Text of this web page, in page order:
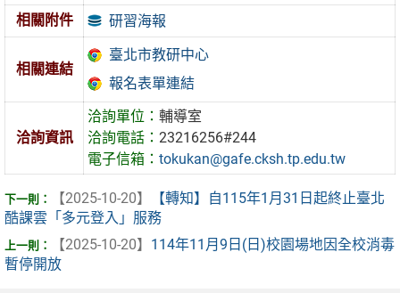
相關附件
研習海報
相關連結
臺北市教研中心
報名表單連結
洽詢資訊
洽詢單位：輔導室
洽詢電話：23216256#244
電子信箱：tokukan@gafe.cksh.tp.edu.tw
【2025-10-20】
【轉知】自115年1月31日起終止臺北
酷課雲「多元登入」服務
【2025-10-20】 114年11月9日(日)校園場地因全校消毒
暫停開放